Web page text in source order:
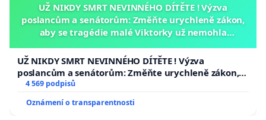
UŽ NIKDY SMRT NEVINNÉHO DÍTĚTE ! Výzva
poslancům a senátorům: Změňte urychleně zákon,
aby se tragédie malé Viktorky už nemohla
UŽ NIKDY SMRT NEVINNÉHO DÍTĚTE ! Výzva
poslancům a senátorům: Změňte urychleně zákon,
aby se tragédie malé Viktorky už nemohla opakovat!
4 569 podpisů
Oznámení o transparentnosti